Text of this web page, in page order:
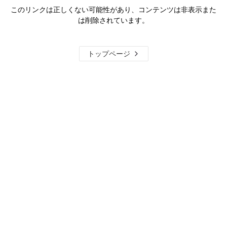
このリンクは正しくない可能性があり、コンテンツは非表示また
は削除されています。
トップページ